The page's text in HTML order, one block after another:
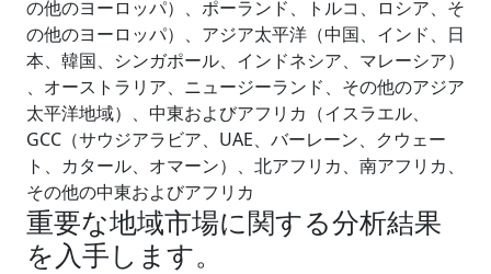
の他のヨーロッパ）、ポーランド、トルコ、ロシア、そ
の他のヨーロッパ）、アジア太平洋（中国、インド、日
本、韓国、シンガポール、インドネシア、マレーシア）
、オーストラリア、ニュージーランド、その他のアジア
太平洋地域）、中東およびアフリカ（イスラエル、
GCC（サウジアラビア、UAE、バーレーン、クウェー
ト、カタール、オマーン）、北アフリカ、南アフリカ、
その他の中東およびアフリカ
重要な地域市場に関する分析結果
を入手します。